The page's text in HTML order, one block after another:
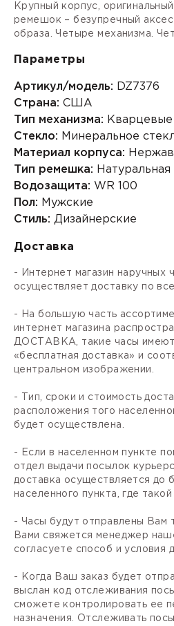
Крупный корпус,
ремешок – безупречный
образа. Четыре механизма.
Параметры
Артикул/модель: DZ7376
Страна: США
Тип механизма: Кварцевые
Стекло: Минеральное
Материал корпуса:
Тип ремешка:
Водозащита: WR 100
Пол: Мужские
Стиль: Дизайнерские
Доставка
- Интернет магазин наручных
осуществляет доставку по
- На большую часть
интернет магазина
ДОСТАВКА, такие часы имеют
«бесплатная доставка» и
центральном изображении.
- Тип, сроки и стоимость
расположения того
будет осуществлена.
- Если в населенном пункте
отдел выдачи посылок
доставка осуществляется до
населенного пункта, где такой
- Часы будут отправлены Вам
Вами свяжется менеджер
согласуете способ и условия
- Когда Ваш заказ будет
выслан код отслеживания
сможете контролировать ее
назначения. Отслеживать